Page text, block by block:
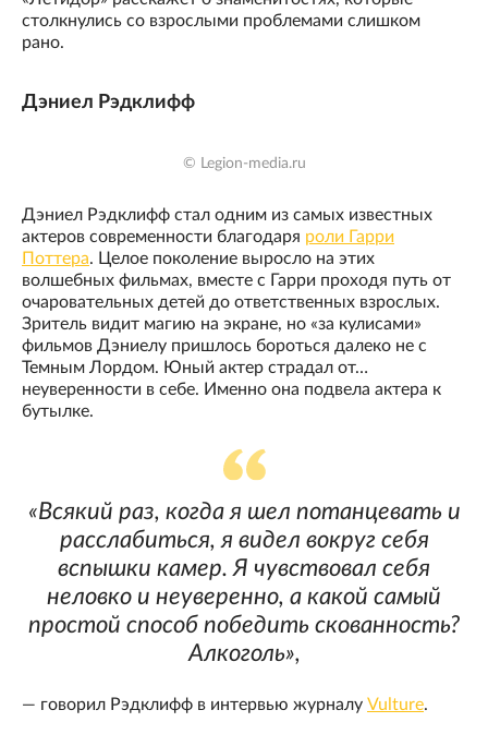
столкнулись со взрослыми проблемами слишком
рано.
Дэниел Рэдклифф
© Legion-media.ru
Дэниел Рэдклифф стал одним из самых известных
актеров современности благодаря роли Гарри
Поттера. Целое поколение выросло на этих
волшебных фильмах, вместе с Гарри проходя путь от
очаровательных детей до ответственных взрослых.
Зритель видит магию на экране, но «за кулисами»
фильмов Дэниелу пришлось бороться далеко не с
Темным Лордом. Юный актер страдал от…
неуверенности в себе. Именно она подвела актера к
бутылке.
«Всякий раз, когда я шел потанцевать и
расслабиться, я видел вокруг себя
вспышки камер. Я чувствовал себя
неловко и неуверенно, а какой самый
простой способ победить скованность?
Алкоголь»,
— говорил Рэдклифф в интервью журналу Vulture.